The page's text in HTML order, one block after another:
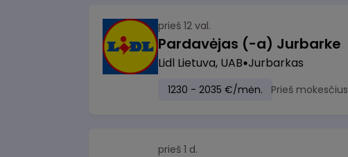
prieš 12 val.
Pardavėjas (-a) Jurbarke
Lidl Lietuva, UAB Jurbarkas
1230 - 2035 €/mėn. Prieš mokesčius
prieš 1 d.